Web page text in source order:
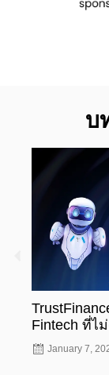
บ
Fintech ที่ไ
January 7,